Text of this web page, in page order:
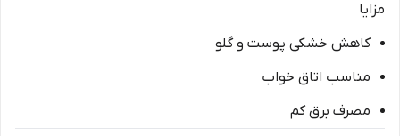
مزایا
کاهش خشکی پوست و گلو
مناسب اتاق خواب
مصرف برق کم